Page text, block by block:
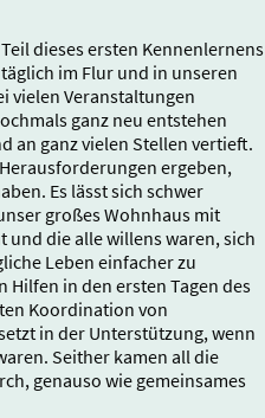
dieses ersten Kennenlernens
im Flur und in unseren
vielen Veranstaltungen
ganz neu entstehen
an ganz vielen Stellen vertieft.
ergeben,
Es lässt sich schwer
großes Wohnhaus mit
und die alle willens waren, sich
Leben einfacher zu
Hilfen in den ersten Tagen des
Koordination von
in der Unterstützung, wenn
Seither kamen all die
genauso wie gemeinsames